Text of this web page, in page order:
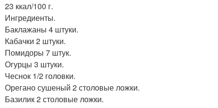
23 ккал/100 г.
Ингредиенты.
Баклажаны 4 штуки.
Кабачки 2 штуки.
Помидоры 7 штук.
Огурцы 3 штуки.
Чеснок 1/2 головки.
Орегано сушеный 2 столовые ложки.
Базилик 2 столовые ложки.